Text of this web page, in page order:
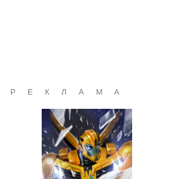
РЕКЛАМА